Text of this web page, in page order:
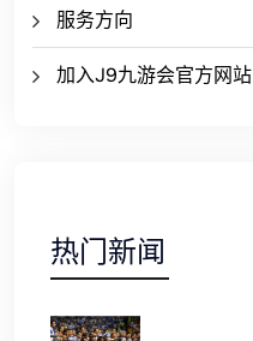
服务方向
加入J9九游会官方网站
热门新闻